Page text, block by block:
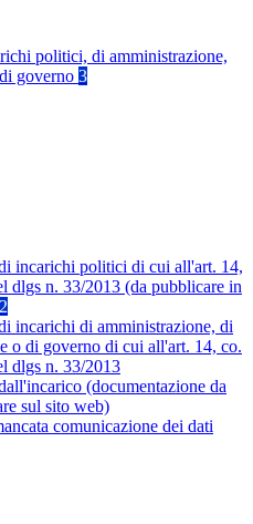
politici, di amministrazione,
governo 3
incarichi politici di cui all'art. 14,
dlgs n. 33/2013 (da pubblicare in
2
incarichi di amministrazione, di
o di governo di cui all'art. 14, co.
dlgs n. 33/2013
(documentazione da
sul sito web)
comunicazione dei dati